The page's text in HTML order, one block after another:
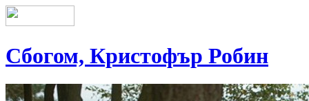
Сбогом, Кристофър Робин